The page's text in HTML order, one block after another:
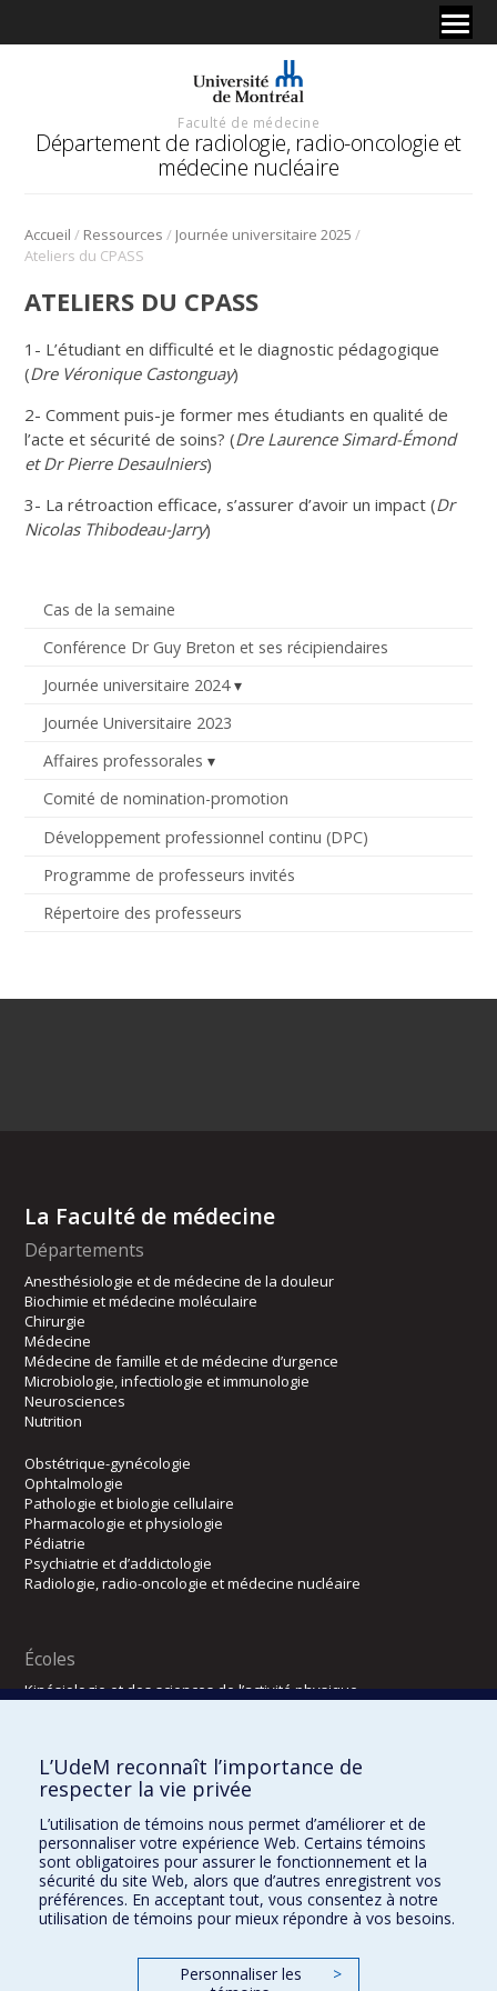
Faculté de médecine
Département de radiologie, radio-oncologie et
médecine nucléaire
Accueil / Ressources / Journée universitaire 2025 /
Ateliers du CPASS
Cas de la semaine
Conférence Dr Guy Breton et ses récipiendaires
Journée universitaire 2024
Journée Universitaire 2023
Affaires professorales
Comité de nomination-promotion
Développement professionnel continu (DPC)
Programme de professeurs invités
Répertoire des professeurs
ATELIERS DU CPASS
1- L’étudiant en difficulté et le diagnostic pédagogique
(Dre Véronique Castonguay)
2- Comment puis-je former mes étudiants en qualité de
l’acte et sécurité de soins? (Dre Laurence Simard-Émond
et Dr Pierre Desaulniers)
3- La rétroaction efficace, s’assurer d’avoir un impact (Dr
Nicolas Thibodeau-Jarry)
La Faculté de médecine
Départements
Anesthésiologie et de médecine de la douleur
Biochimie et médecine moléculaire
Chirurgie
Médecine
Médecine de famille et de médecine d’urgence
Microbiologie, infectiologie et immunologie
Neurosciences
Nutrition
Obstétrique-gynécologie
Ophtalmologie
Pathologie et biologie cellulaire
Pharmacologie et physiologie
Pédiatrie
Psychiatrie et d’addictologie
Radiologie, radio-oncologie et médecine nucléaire
Écoles
Kinésiologie et des sciences de l’activité physique
Directions
DPC
CPASS
Éthique clinique
L’UdeM reconnaît l’importance de
respecter la vie privée
L’utilisation de témoins nous permet d’améliorer et de
personnaliser votre expérience Web. Certains témoins
sont obligatoires pour assurer le fonctionnement et la
sécurité du site Web, alors que d’autres enregistrent vos
préférences. En acceptant tout, vous consentez à notre
utilisation de témoins pour mieux répondre à vos besoins.
Personnaliser les
>